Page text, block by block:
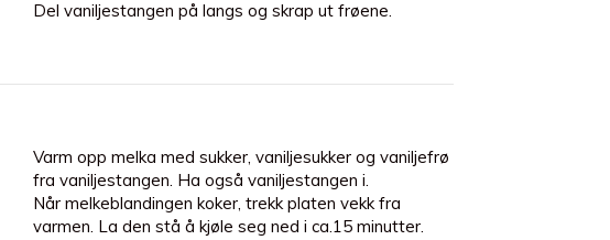
Del vaniljestangen på langs og skrap ut frøene.
Varm opp melka med sukker, vaniljesukker og vaniljefrø
fra vaniljestangen. Ha også vaniljestangen i.
Når melkeblandingen koker, trekk platen vekk fra
varmen. La den stå å kjøle seg ned i ca.15 minutter.